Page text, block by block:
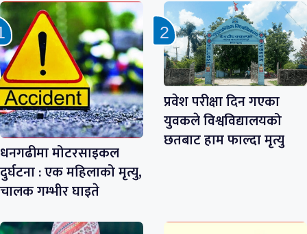
धनगढीमा मोटरसाइकल
दुर्घटना : एक महिलाको मृत्यु,
चालक गम्भीर घाइते
प्रवेश परीक्षा दिन गएका
युवकले विश्वविद्यालयको
छतबाट हाम फाल्दा मृत्यु